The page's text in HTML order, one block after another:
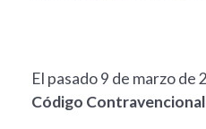
El pasado 9 de marzo
Código Contravencional